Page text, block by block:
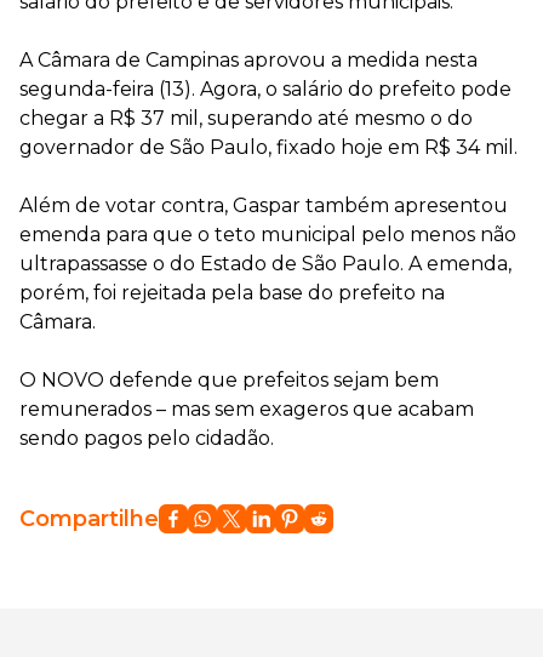
A Câmara de Campinas aprovou a medida nesta
segunda-feira (13). Agora, o salário do prefeito pode
chegar a R$ 37 mil, superando até mesmo o do
governador de São Paulo, fixado hoje em R$ 34 mil.
Além de votar contra, Gaspar também apresentou
emenda para que o teto municipal pelo menos não
ultrapassasse o do Estado de São Paulo. A emenda,
porém, foi rejeitada pela base do prefeito na
Câmara.
O NOVO defende que prefeitos sejam bem
remunerados – mas sem exageros que acabam
sendo pagos pelo cidadão.
Compartilhe